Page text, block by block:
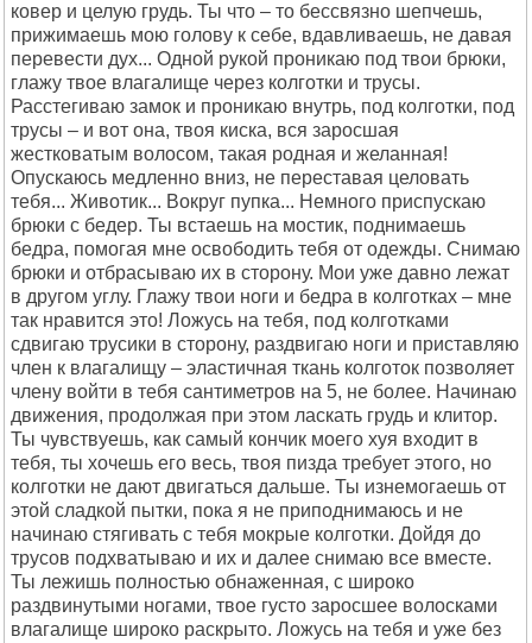
ковер и целую грудь. Ты что – то бессвязно шепчешь,
прижимаешь мою голову к себе, вдавливаешь, не давая
перевести дух... Одной рукой проникаю под твои брюки,
глажу твое влагалище через колготки и трусы.
Расстегиваю замок и проникаю внутрь, под колготки, под
трусы – и вот она, твоя киска, вся заросшая
жестковатым волосом, такая родная и желанная!
Опускаюсь медленно вниз, не переставая целовать
тебя... Животик... Вокруг пупка... Немного приспускаю
брюки с бедер. Ты встаешь на мостик, поднимаешь
бедра, помогая мне освободить тебя от одежды. Снимаю
брюки и отбрасываю их в сторону. Мои уже давно лежат
в другом углу. Глажу твои ноги и бедра в колготках – мне
так нравится это! Ложусь на тебя, под колготками
сдвигаю трусики в сторону, раздвигаю ноги и приставляю
член к влагалищу – эластичная ткань колготок позволяет
члену войти в тебя сантиметров на 5, не более. Начинаю
движения, продолжая при этом ласкать грудь и клитор.
Ты чувствуешь, как самый кончик моего хуя входит в
тебя, ты хочешь его весь, твоя пизда требует этого, но
колготки не дают двигаться дальше. Ты изнемогаешь от
этой сладкой пытки, пока я не приподнимаюсь и не
начинаю стягивать с тебя мокрые колготки. Дойдя до
трусов подхватываю и их и далее снимаю все вместе.
Ты лежишь полностью обнаженная, с широко
раздвинутыми ногами, твое густо заросшее волосками
влагалище широко раскрыто. Ложусь на тебя и уже без